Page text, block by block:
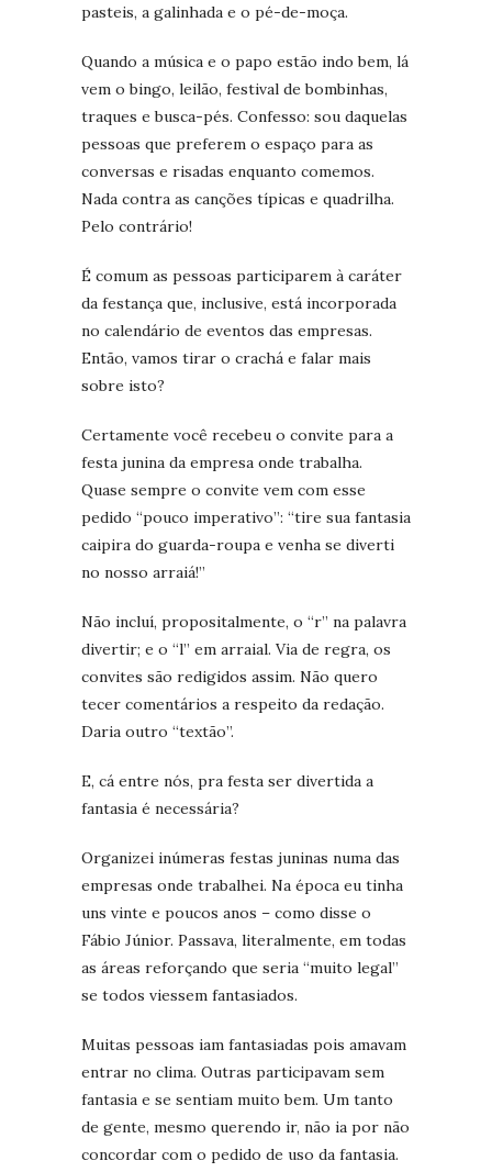
pasteis, a galinhada e o pé-de-moça.
Quando a música e o papo estão indo bem, lá
vem o bingo, leilão, festival de bombinhas,
traques e busca-pés. Confesso: sou daquelas
pessoas que preferem o espaço para as
conversas e risadas enquanto comemos.
Nada contra as canções típicas e quadrilha.
Pelo contrário!
É comum as pessoas participarem à caráter
da festança que, inclusive, está incorporada
no calendário de eventos das empresas.
Então, vamos tirar o crachá e falar mais
sobre isto?
Certamente você recebeu o convite para a
festa junina da empresa onde trabalha.
Quase sempre o convite vem com esse
pedido “pouco imperativo”: “tire sua fantasia
caipira do guarda-roupa e venha se diverti
no nosso arraiá!”
Não incluí, propositalmente, o “r” na palavra
divertir; e o “l” em arraial. Via de regra, os
convites são redigidos assim. Não quero
tecer comentários a respeito da redação.
Daria outro “textão”.
E, cá entre nós, pra festa ser divertida a
fantasia é necessária?
Organizei inúmeras festas juninas numa das
empresas onde trabalhei. Na época eu tinha
uns vinte e poucos anos – como disse o
Fábio Júnior. Passava, literalmente, em todas
as áreas reforçando que seria “muito legal”
se todos viessem fantasiados.
Muitas pessoas iam fantasiadas pois amavam
entrar no clima. Outras participavam sem
fantasia e se sentiam muito bem. Um tanto
de gente, mesmo querendo ir, não ia por não
concordar com o pedido de uso da fantasia.